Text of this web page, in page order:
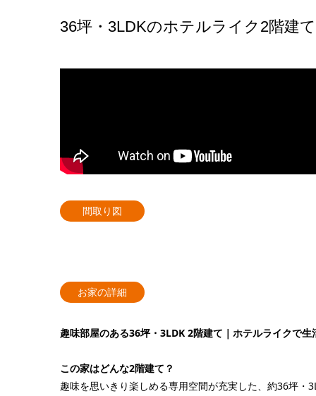
36坪・3LDKのホテルライク2階建
間取り図
お家の詳細
趣味部屋のある36坪・3LDK 2階建て｜ホテルライクで
この家はどんな2階建て？
趣味を思いきり楽しめる専用空間が充実した、約36坪・